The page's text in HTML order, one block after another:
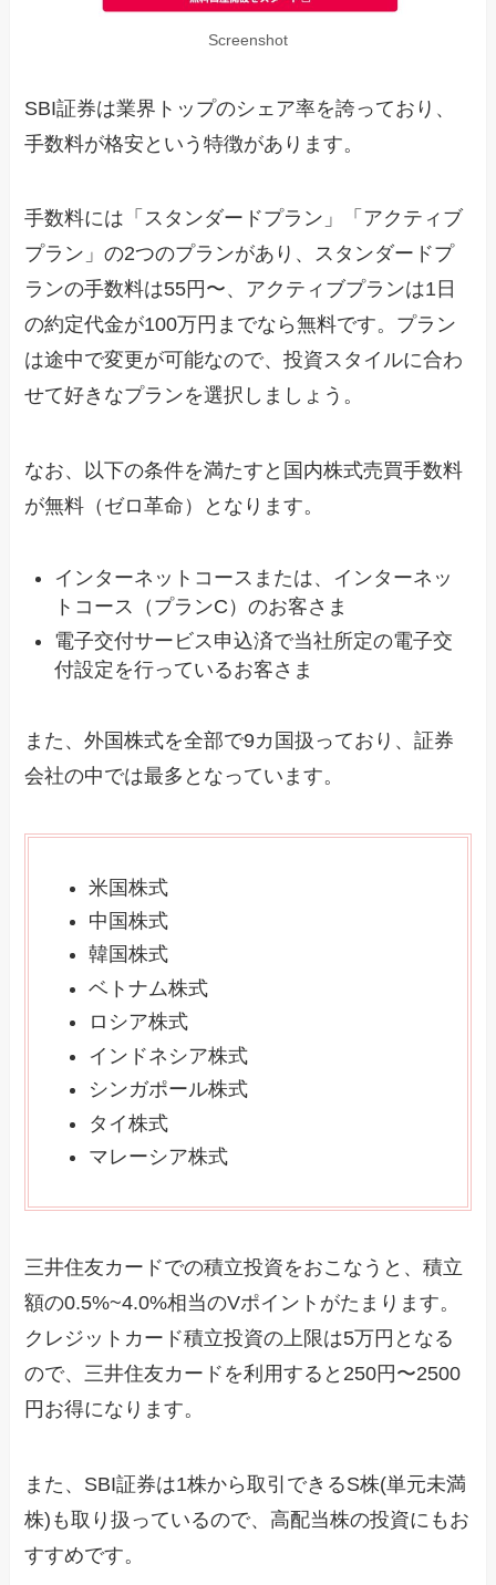
Screenshot
SBI証券は業界トップのシェア率を誇っており、
手数料が格安という特徴があります。
手数料には「スタンダードプラン」「アクティブ
プラン」の2つのプランがあり、スタンダードプ
ランの手数料は55円〜、アクティブプランは1日
の約定代金が100万円までなら無料です。プラン
は途中で変更が可能なので、投資スタイルに合わ
せて好きなプランを選択しましょう。
なお、以下の条件を満たすと国内株式売買手数料
が無料（ゼロ革命）となります。
インターネットコースまたは、インターネッ
トコース（プランC）のお客さま
電子交付サービス申込済で当社所定の電子交
付設定を行っているお客さま
また、外国株式を全部で9カ国扱っており、証券
会社の中では最多となっています。
米国株式
中国株式
韓国株式
ベトナム株式
ロシア株式
インドネシア株式
シンガポール株式
タイ株式
マレーシア株式
三井住友カードでの積立投資をおこなうと、積立
額の0.5%~4.0%相当のVポイントがたまります。
クレジットカード積立投資の上限は5万円となる
ので、三井住友カードを利用すると250円〜2500
円お得になります。
また、SBI証券は1株から取引できるS株(単元未満
株)も取り扱っているので、高配当株の投資にもお
すすめです。